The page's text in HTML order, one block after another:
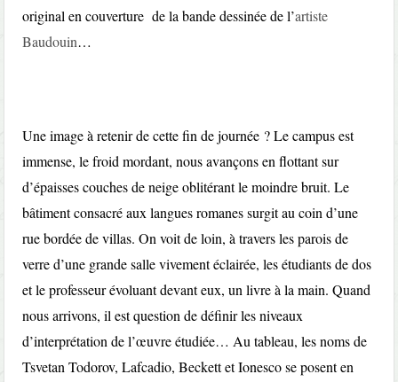
original en couverture de la bande dessinée de l’artiste
Baudouin…
Une image à retenir de cette fin de journée ? Le campus est
immense, le froid mordant, nous avançons en flottant sur
d’épaisses couches de neige oblitérant le moindre bruit. Le
bâtiment consacré aux langues romanes surgit au coin d’une
rue bordée de villas. On voit de loin, à travers les parois de
verre d’une grande salle vivement éclairée, les étudiants de dos
et le professeur évoluant devant eux, un livre à la main. Quand
nous arrivons, il est question de définir les niveaux
d’interprétation de l’œuvre étudiée… Au tableau, les noms de
Tsvetan Todorov, Lafcadio, Beckett et Ionesco se posent en